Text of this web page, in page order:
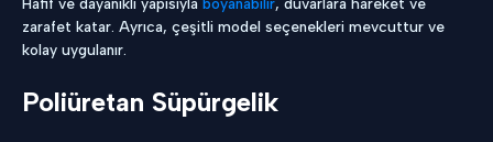
Hafif ve dayanıklı yapısıyla boyanabilir, duvarlara hareket ve
zarafet katar. Ayrıca, çeşitli model seçenekleri mevcuttur ve
kolay uygulanır.
Poliüretan Süpürgelik